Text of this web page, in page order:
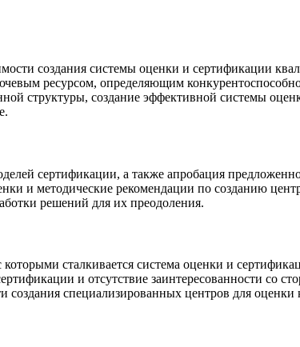
создания системы оценки и сертификации
ресурсом, определяющим
структуры, создание эффективной системы
сертификации, а также апробация
и методические рекомендации по созданию
решений для их преодоления.
сталкивается система оценки и
и отсутствие заинтересованности со
создания специализированных центров для